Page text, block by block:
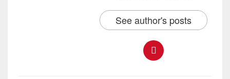
See author's posts